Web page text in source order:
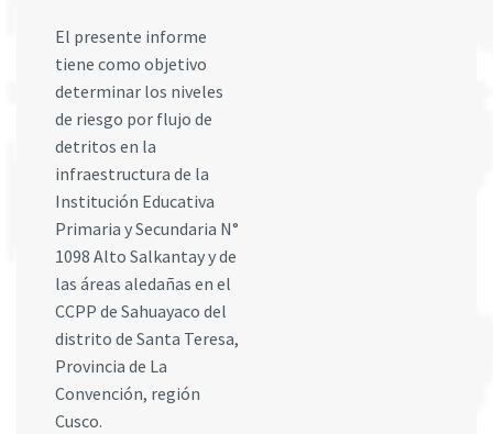
El presente informe
tiene como objetivo
determinar los niveles
de riesgo por flujo de
detritos en la
infraestructura de la
Institución Educativa
Primaria y Secundaria N°
1098 Alto Salkantay y de
las áreas aledañas en el
CCPP de Sahuayaco del
distrito de Santa Teresa,
Provincia de La
Convención, región
Cusco.